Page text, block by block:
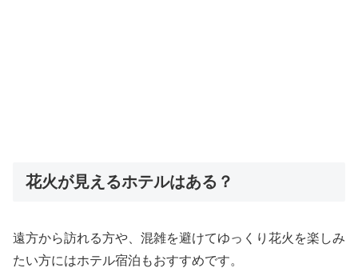
花火が見えるホテルはある？
遠方から訪れる方や、混雑を避けてゆっくり花火を楽しみ
たい方にはホテル宿泊もおすすめです。